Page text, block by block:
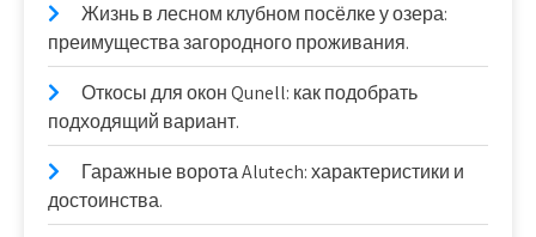
Жизнь в лесном клубном посёлке у озера:
преимущества загородного проживания.
Откосы для окон Qunell: как подобрать
подходящий вариант.
Гаражные ворота Alutech: характеристики и
достоинства.